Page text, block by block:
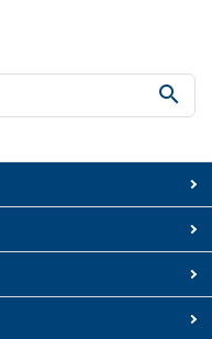
search